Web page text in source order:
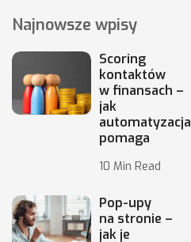
Najnowsze wpisy
Scoring
kontaktów
w finansach –
jak
automatyzacja
pomaga
10 Min Read
Pop-upy
na stronie –
jak je